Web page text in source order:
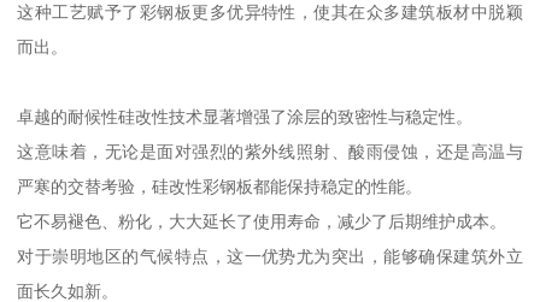
这种工艺赋予了彩钢板更多优异特性，使其在众多建筑板材中脱颖
而出。
卓越的耐候性硅改性技术显著增强了涂层的致密性与稳定性。
这意味着，无论是面对强烈的紫外线照射、酸雨侵蚀，还是高温与
严寒的交替考验，硅改性彩钢板都能保持稳定的性能。
它不易褪色、粉化，大大延长了使用寿命，减少了后期维护成本。
对于崇明地区的气候特点，这一优势尤为突出，能够确保建筑外立
面长久如新。